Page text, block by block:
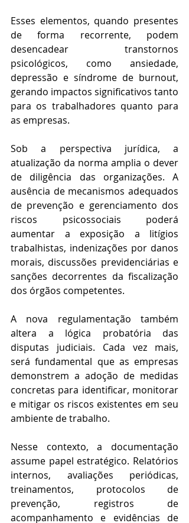
Esses elementos, quando presentes
de forma recorrente, podem
desencadear transtornos
psicológicos, como ansiedade,
depressão e síndrome de burnout,
gerando impactos significativos tanto
para os trabalhadores quanto para
as empresas.
Sob a perspectiva jurídica, a
atualização da norma amplia o dever
de diligência das organizações. A
ausência de mecanismos adequados
de prevenção e gerenciamento dos
riscos psicossociais poderá
aumentar a exposição a litígios
trabalhistas, indenizações por danos
morais, discussões previdenciárias e
sanções decorrentes da fiscalização
dos órgãos competentes.
A nova regulamentação também
altera a lógica probatória das
disputas judiciais. Cada vez mais,
será fundamental que as empresas
demonstrem a adoção de medidas
concretas para identificar, monitorar
e mitigar os riscos existentes em seu
ambiente de trabalho.
Nesse contexto, a documentação
assume papel estratégico. Relatórios
internos, avaliações periódicas,
treinamentos, protocolos de
prevenção, registros de
acompanhamento e evidências de